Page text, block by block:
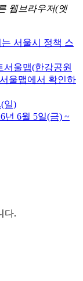
웹브라우저(엣
다.